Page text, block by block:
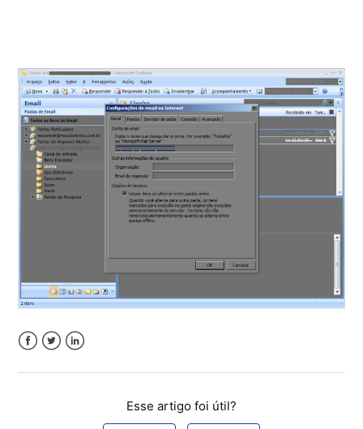
Interno - CloudStack
Interno - Procedimentos Internos
Interno - Skybox
Interno - Veeam
Microsoft SQL Server
Esse artigo foi útil?